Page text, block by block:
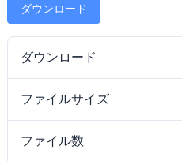
ダウンロード
ダウンロード
ファイルサイズ
ファイル数